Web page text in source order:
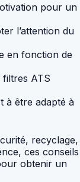
pour un
l’attention du
en fonction de
ATS
à être adapté à
recyclage,
ces conseils
obtenir un